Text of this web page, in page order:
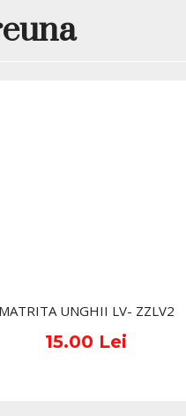
MATRITA UNGHII LV- ZZLV2
15.00 Lei